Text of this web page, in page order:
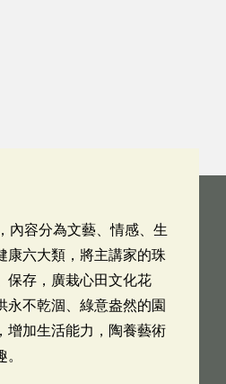
內容分為文藝、情感、生
康六大類，將主講家的珠
保存，廣栽心田文化花
永不乾涸、綠意盎然的園
增加生活能力，陶養藝術